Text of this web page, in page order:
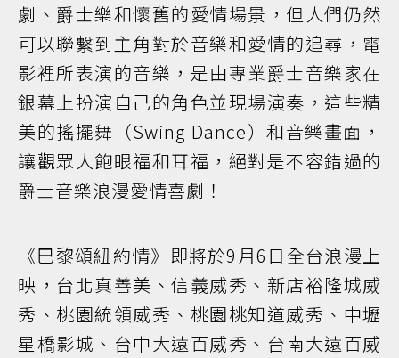
劇、爵士樂和懷舊的愛情場景，但人們仍然
可以聯繫到主角對於音樂和愛情的追尋，電
影裡所表演的音樂，是由專業爵士音樂家在
銀幕上扮演自己的角色並現場演奏，這些精
美的搖擺舞（Swing Dance）和音樂畫面，
讓觀眾大飽眼福和耳福，絕對是不容錯過的
爵士音樂浪漫愛情喜劇！
《巴黎頌紐約情》即將於9月6日全台浪漫上
映，台北真善美、信義威秀、新店裕隆城威
秀、桃園統領威秀、桃園桃知道威秀、中壢
星橋影城、台中大遠百威秀、台南大遠百威